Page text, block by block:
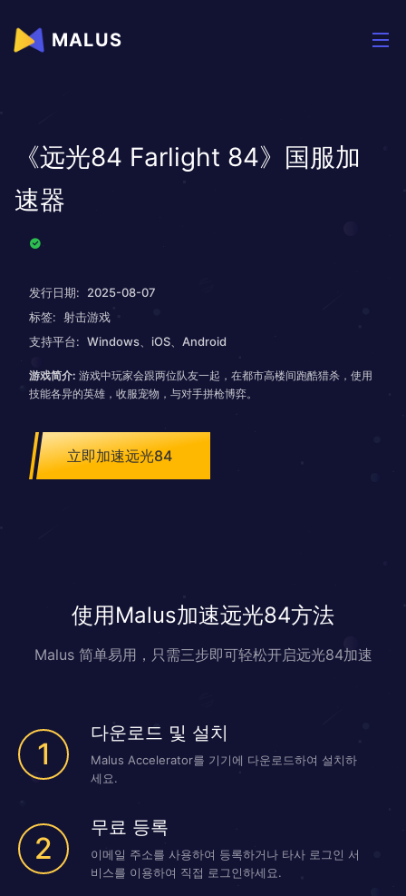
MALUS
《远光84 Farlight 84》国服加
速器
发行日期:
2025-08-07
标签: 射击游戏
支持平台: Windows、iOS、Android
游戏简介: 游戏中玩家会跟两位队友一起，在都市高楼间跑酷猎杀，使用
技能各异的英雄，收服宠物，与对手拼枪博弈。
立即加速远光84
使用Malus加速远光84方法
Malus 简单易用，只需三步即可轻松开启远光84加速
1
다운로드 및 설치
Malus Accelerator를 기기에 다운로드하여 설치하
세요.
2
무료 등록
이메일 주소를 사용하여 등록하거나 타사 로그인 서
비스를 이용하여 직접 로그인하세요.